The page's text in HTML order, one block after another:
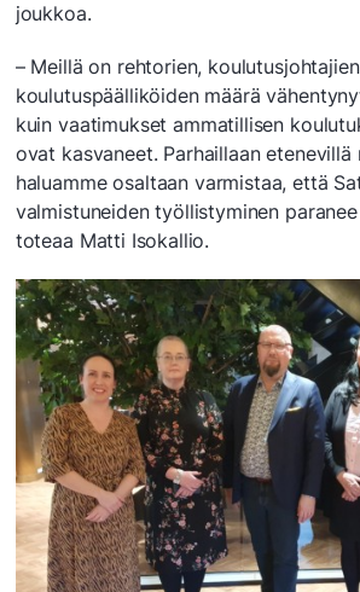
joukkoa.
– Meillä on rehtorien,
koulutuspäälliköiden määrä
kuin vaatimukset ammatillisen
ovat kasvaneet. Parhaillaan etenevillä
haluamme osaltaan varmistaa, että
valmistuneiden työllistyminen
toteaa Matti Isokallio.